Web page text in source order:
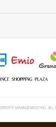
MANAGEMENT INC. ALL